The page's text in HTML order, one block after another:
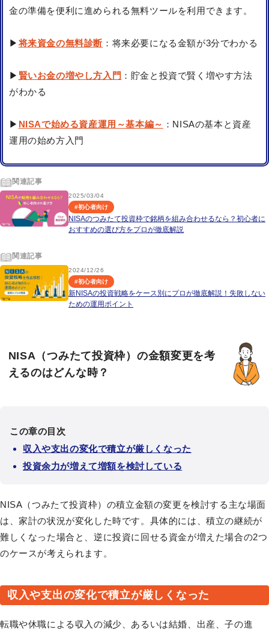
金の準備を便利に進められる無料ツールを利用できます。
▶将来資金の無料診断 ：将来必要になる金額が3分でわかる
▶ 賢いお金の増やし方入門 ：貯金と投資で賢く増やす方法
がわかる
▶ NISAで始める資産運用～基本編～ ：NISAの基本と資産
運用の始め方入門
関連記事
2025/03/04
#初心者向け
NISAのつみたて投資枠で銘柄を組み合わせるなら？初心者に
おすすめの選び方をプロが徹底解説
関連記事
2024/12/26
#初心者向け
新NISAの投資戦略をケース別にプロが徹底解説！失敗しない
ための運用ポイント
NISA（つみたて投資枠）の金額変更を考
えるのはどんな時？
この章の目次
収入や支出の変化で積立が厳しくなった
投資余力が増えて増額を検討している
NISA（つみたて投資枠）の積立金額の変更を検討する主な場面
は、家計の状況が変化した時です。具体的には、積立の継続が
難しくなった場合と、逆に投資に回せる資金が増えた場合の2つ
のケースが考えられます。
収入や支出の変化で積立が厳しくなった
転職や休職による収入の減少、あるいは結婚、出産、子の進